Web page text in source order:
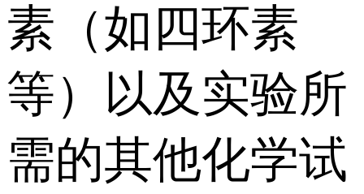
素（如四环素
等）以及实验所
需的其他化学试